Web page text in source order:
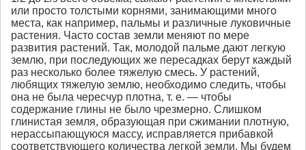
или просто толстыми корнями, занимающими много
места, как например, пальмы и различные луковичные
растения. Часто состав земли меняют по мере
развития растений. Так, молодой пальме дают легкую
землю, при последующих же пересадках берут каждый
раз несколько более тяжелую смесь. У растений,
любящих тяжелую землю, необходимо следить, чтобы
она не была чересчур плотна, т. е. — чтобы
содержание глины не было чрезмерно. Слишком
глинистая земля, образующая при сжимании плотную,
нерассыпающуюся массу, исправляется прибавкой
соответствующего количества легкой земли. Мы будем